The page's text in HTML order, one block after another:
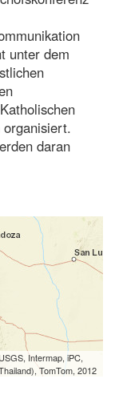
unter dem
daran
Intermap, iPC,
TomTom, 2012